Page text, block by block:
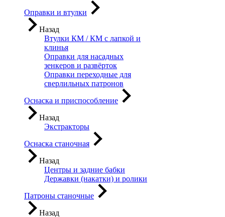
Оправки и втулки
Назад
Втулки КМ / КМ с лапкой и
клинья
Оправки для насадных
зенкеров и развёрток
Оправки переходные для
сверлильных патронов
Оснаска и приспособление
Назад
Экстракторы
Оснаска станочная
Назад
Центры и задние бабки
Державки (накатки) и ролики
Патроны станочные
Назад